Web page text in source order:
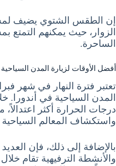
إن الطقس الشتوي يضيف
الزوار، حيث يمكنهم التمتع
الساحرة.
أفضل الأوقات لزيارة المدن السياحية
تعتبر فترة النهار في شهر
المدن السياحية في أندورا.
درجات الحرارة أكثر اعتدالاً،
واستكشاف المعالم السياحية
بالإضافة إلى ذلك، فإن
والأنشطة الترفيهية تقام خلال